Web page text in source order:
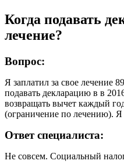
Когда подавать
лечение?
Вопрос:
Я заплатил за свое лечение
подавать декларацию в в
возвращать вычет каждый
(ограничение по лечению). Я
Ответ специалиста:
Не совсем. Социальный